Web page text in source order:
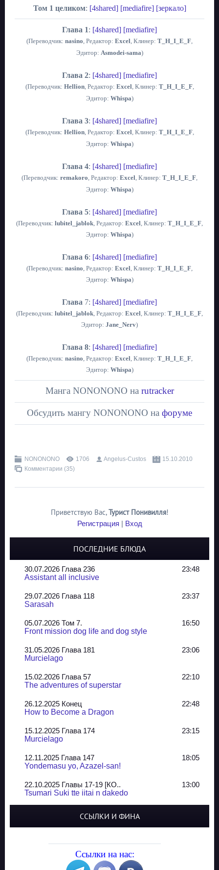
Том 1 целиком: [4shared] [mediafire] [зеркало]
Глава 1: [4shared] [mediafire]
(Переводчик: nasino, Редактор: Excel, Клинер: T_H_I_E_F,
Эдитор: Asmodei-sama)
Глава 2: [4shared] [mediafire]
(Переводчик: Hellion, Редактор: Excel, Клинер: T_H_I_E_F,
Эдитор: Whispa)
Глава 3: [4shared] [mediafire]
(Переводчик: Hellion, Редактор: Excel, Клинер: T_H_I_E_F,
Эдитор: Whispa)
Глава 4: [4shared] [mediafire]
(Переводчик: remakoro, Редактор: Excel, Клинер: T_H_I_E_F,
Эдитор: Whispa)
Глава 5: [4shared] [mediafire]
(Переводчик: lubitel_jablok, Редактор: Excel, Клинер: T_H_I_E_F,
Эдитор: Whispa)
Глава 6: [4shared] [mediafire]
(Переводчик: nasino, Редактор: Excel, Клинер: T_H_I_E_F,
Эдитор: Whispa)
Глава 7: [4shared] [mediafire]
(Переводчик: lubitel_jablok, Редактор: Excel, Клинер: T_H_I_E_F,
Эдитор: Jane_Nerv)
Глава 8: [4shared] [mediafire]
(Переводчик: nasino, Редактор: Excel, Клинер: T_H_I_E_F,
Эдитор: Whispa)
Манга NONONONO на rutracker
Обсудить мангу NONONONO на форуме
NONONONO 1706 Angelus-Custos
15.10.2010
Комментарии (35)
Приветствую Вас,Турист Понивилля!
Регистрация | Вход
ПОСЛЕДНИЕ БЛЮДА
30.07.2026 Глава 236
23:48
Assistant all inclusive
29.07.2026 Глава 118
23:37
Sarasah
05.07.2026 Том 7.
16:50
Front mission dog life and dog style
31.05.2026 Глава 181
23:06
Murcielago
15.02.2026 Глава 57
22:10
The adventures of superstar
26.12.2025 Конец
22:48
How to Become a Dragon
15.12.2025 Глава 174
23:15
Murcielago
12.11.2025 Глава 147
18:05
Yondemasu yo, Azazel-san!
22.10.2025 Главы 17-19 [КО..
13:00
Tsumari Suki tte iitai n dakedo
Yozakura Shijuusou
08.08.2025 Глава 50
ССЫЛКИ И ФИНА
Ссылки на нас: